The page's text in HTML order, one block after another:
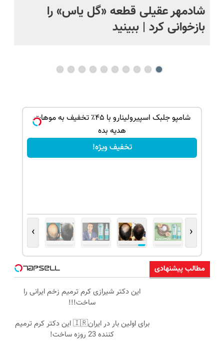
شادمهر عقیلی قطعه «گل یاس» را
بازخوانی کرد | ببینید
شامپو جلبک اسپیرولینارو با ۴۵٪ تخفیف به موهات
هدیه بده
تخفیف ویژه!
‹
›
مطالب پیشنهادی
این دکتر شیرازی کرم ترمیم زخم ایرانی را
ساخت!!!
برای اولین بار در ایران🇮🇷 این دکتر کرم ترمیم
کننده 23 روزه ساخت!